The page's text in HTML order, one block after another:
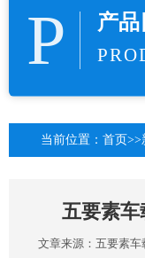
P 产
当前位置： 首页>>
五要素
文章来源： 五要素车